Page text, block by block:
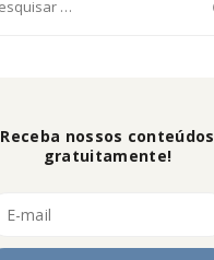
Receba nossos conteúdos
gratuitamente!